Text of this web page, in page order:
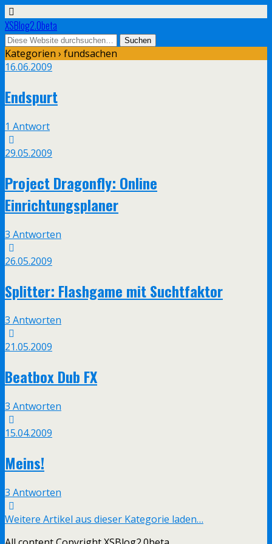
XSBlog2.0beta
Kategorien › fundsachen
16.06.2009
Endspurt
1 Antwort
29.05.2009
Project Dragonfly: Online
Einrichtungsplaner
3 Antworten
26.05.2009
Splitter: Flashgame mit Suchtfaktor
3 Antworten
21.05.2009
Beatbox Dub FX
3 Antworten
15.04.2009
Meins!
3 Antworten
Weitere Artikel aus dieser Kategorie laden…